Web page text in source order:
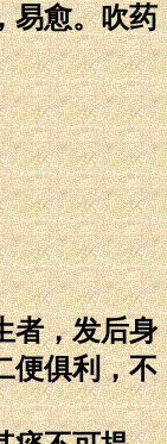
易愈。吹药
者，发后身
便俱利，不